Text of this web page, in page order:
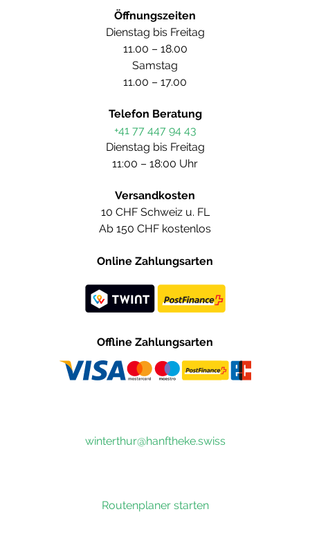
Öffnungszeiten
Dienstag bis Freitag
11.00 – 18.00
Samstag
11.00 – 17.00
Telefon Beratung
+41 77 447 94 43
Dienstag bis Freitag
11:00 – 18:00 Uhr
Versandkosten
10 CHF Schweiz u. FL
Ab 150 CHF kostenlos
Online Zahlungsarten
Offline Zahlungsarten
winterthur@hanftheke.swiss
Routenplaner starten